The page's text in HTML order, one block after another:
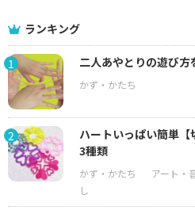
ランキング
1 二人あやとりの遊び
2
ハートいっぱい簡単
3種類